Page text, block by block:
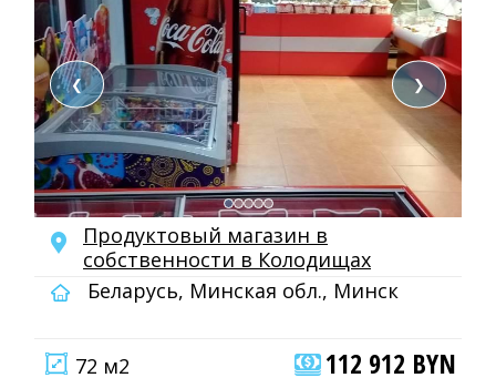
❮ ❯
Продуктовый магазин в
собственности в Колодищах
Беларусь, Минская обл., Минск
72 м2 112 912 BYN